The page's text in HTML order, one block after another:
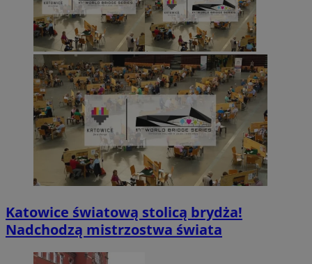
Katowice światową stolicą brydża!
Nadchodzą mistrzostwa świata